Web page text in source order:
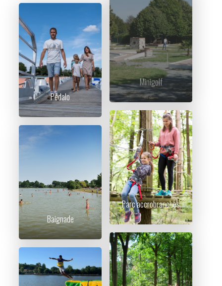
Pédalo
Minigolf
Baignade
Parc accrobranches